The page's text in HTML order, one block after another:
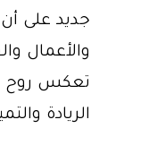
جديد على أن
والأعمال
تعكس روح
الريادة